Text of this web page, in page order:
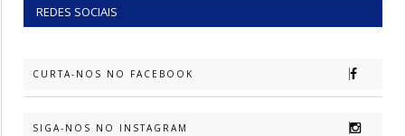
REDES SOCIAIS
CURTA-NOS NO FACEBOOK
SIGA-NOS NO INSTAGRAM